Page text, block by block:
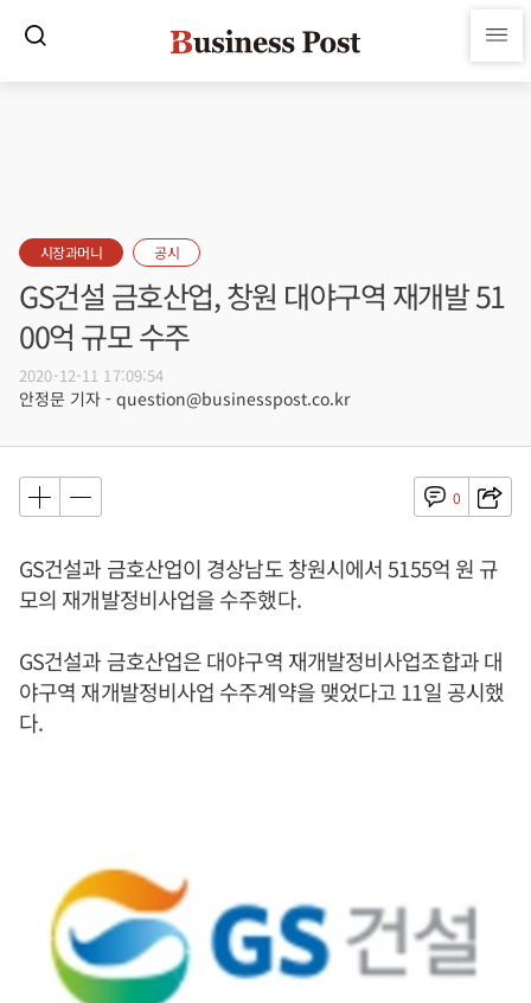
시장과머니 공시
GS건설 금호산업, 창원 대야구역 재개발 51
00억 규모 수주
2020-12-11 17:09:54
안정문 기자 - question@businesspost.co.kr
0
GS건설과 금호산업이 경상남도 창원시에서 5155억 원 규
모의 재개발정비사업을 수주했다.
GS건설과 금호산업은 대야구역 재개발정비사업조합과 대
야구역 재개발정비사업 수주계약을 맺었다고 11일 공시했
다.